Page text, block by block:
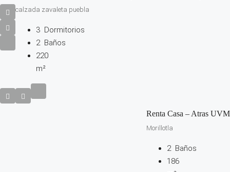
calzada zavaleta puebla
3 Dormitorios
2 Baños
220
m²
Renta Casa – Atras UVM
Morillotla
2 Baños
186